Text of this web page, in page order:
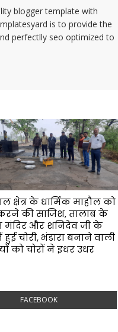
blogger template with
is to provide the
perfectlly seo optimized to
क्षेत्र के धार्मिक माहौल को
की साजिश, तालाब के
मंदिर और शनिदेव जी के
चोरी, भंडारा बनाने वाली
को चोरों ने इधर उधर
FACEBOOK